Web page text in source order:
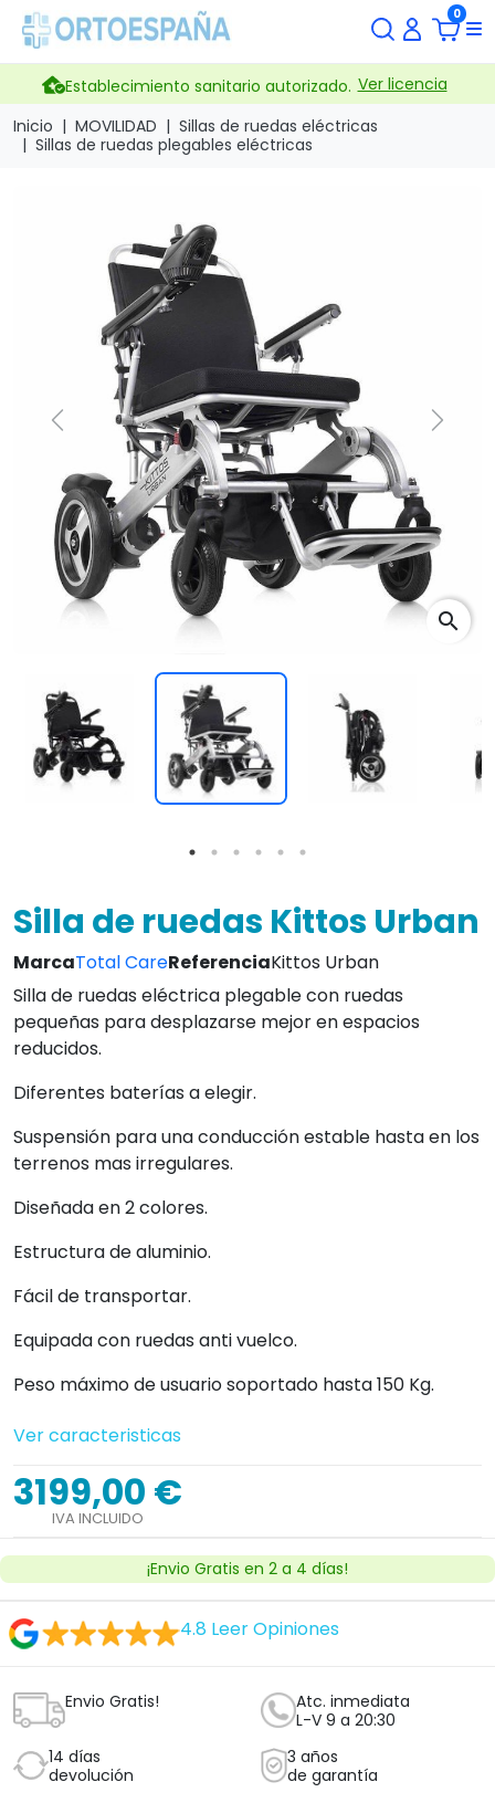
0
Establecimiento sanitario autorizado. Ver licencia
Inicio
MOVILIDAD
Sillas de ruedas eléctricas
Sillas de ruedas plegables eléctricas
Previous Next
search
Silla de ruedas Kittos Urban
MarcaTotal CareReferenciaKittos Urban
Silla de ruedas eléctrica plegable con ruedas
pequeñas para desplazarse mejor en espacios
reducidos.
Diferentes baterías a elegir.
Suspensión para una conducción estable hasta en los
terrenos mas irregulares.
Diseñada en 2 colores.
Estructura de aluminio.
Fácil de transportar.
Equipada con ruedas anti vuelco.
Peso máximo de usuario soportado hasta 150 Kg.
Ver caracteristicas
3199,00 €
IVA INCLUIDO
¡Envio Gratis en 2 a 4 días!
4.8 Leer Opiniones
Envio Gratis!
Atc. inmediata
L-V 9 a 20:30
14 días
devolución
3 años
de garantía